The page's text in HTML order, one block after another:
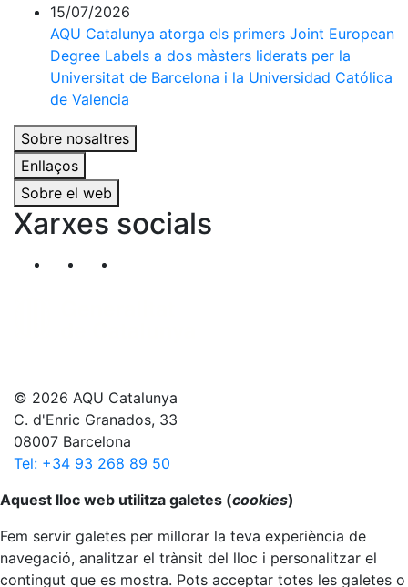
15/07/2026
AQU Catalunya atorga els primers Joint European
Degree Labels a dos màsters liderats per la
Universitat de Barcelona i la Universidad Católica
de Valencia
Sobre nosaltres
Enllaços
Sobre el web
Xarxes socials
Segueix-nos al nostre canal de Twitter
© 2026 AQU Catalunya
C. d'Enric Granados, 33
08007 Barcelona
Tel: +34 93 268 89 50
Anar al principi
Aquest lloc web utilitza galetes (cookies)
Fem servir galetes per millorar la teva experiència de
navegació, analitzar el trànsit del lloc i personalitzar el
contingut que es mostra. Pots acceptar totes les galetes o